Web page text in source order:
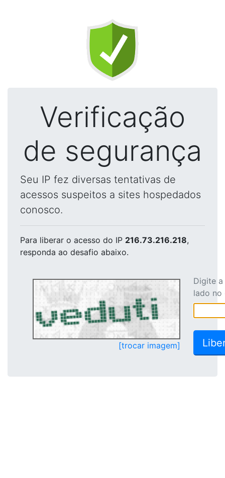
Verificação
de segurança
Seu IP fez diversas tentativas de
acessos suspeitos a sites hospedados
conosco.
Para liberar o acesso do IP 216.73.216.218,
responda ao desafio abaixo.
[trocar imagem]
Digite
lado no